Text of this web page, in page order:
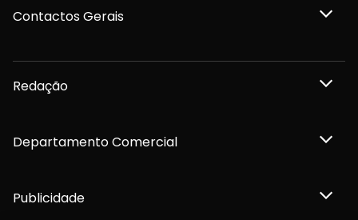
Contactos Gerais
Redação
Departamento Comercial
Publicidade